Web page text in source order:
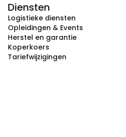
Diensten
Logistieke diensten
Opleidingen & Events
Herstel en garantie
Koperkoers
Tariefwijzigingen